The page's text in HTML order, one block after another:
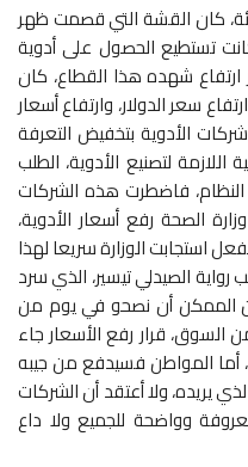
الأدوية الأخير بنسبة 50 بالمئة، كان القشة التي قصمت ظهر
كانت تستطيع الحصول على أدوية
شهده هذا القطاع، كان
سعر الدولار، وارتفاع أسعار
شركات الأدوية بتخفيض التعرفة
لتصنيع الأدوية، الطلب
فاضطرت هذه الشركات
الصحة رفع أسعار الأدوية،
استجابت الوزارة سريعا لهذا
الصيدلي تيسير، الذي سرد
الممكن أن نصحو في يوم من
السوق، قرار رفع الأسعار جاء
أما المواطن فسيدفع من جيبه
يريده، ولا أعتقد أن الشركات
وواضحة للجميع ولا داع